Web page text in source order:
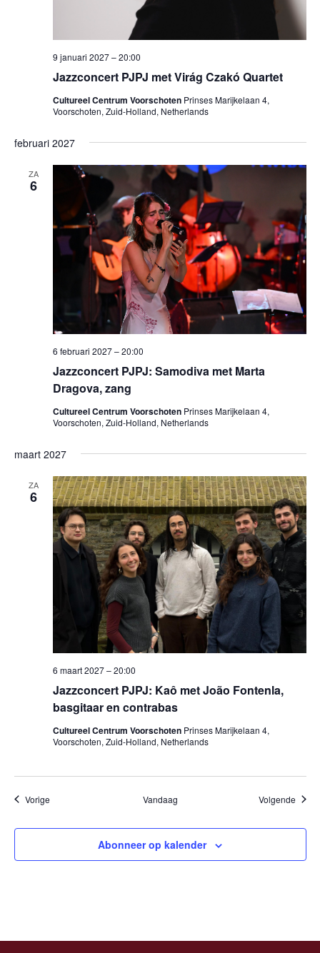
Jazzconcert PJPJ met Virág Czakó Quartet
9 januari 2027 – 20:00
Cultureel Centrum Voorschoten Prinses Marijkelaan 4,
Voorschoten, Zuid-Holland, Netherlands
februari 2027
ZA
6
Jazzconcert PJPJ: Samodiva met Marta
Dragova, zang
6 februari 2027 – 20:00
Cultureel Centrum Voorschoten Prinses Marijkelaan 4,
Voorschoten, Zuid-Holland, Netherlands
maart 2027
ZA
6
Jazzconcert PJPJ: Kaô met João Fontenla,
basgitaar en contrabas
6 maart 2027 – 20:00
Cultureel Centrum Voorschoten Prinses Marijkelaan 4,
Voorschoten, Zuid-Holland, Netherlands
VorigeEvenementen Vandaag Volgende
Abonneer op kalender